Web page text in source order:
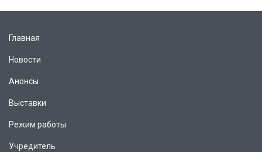
Главная
Новости
Анонсы
Выставки
Режим работы
Учредитель